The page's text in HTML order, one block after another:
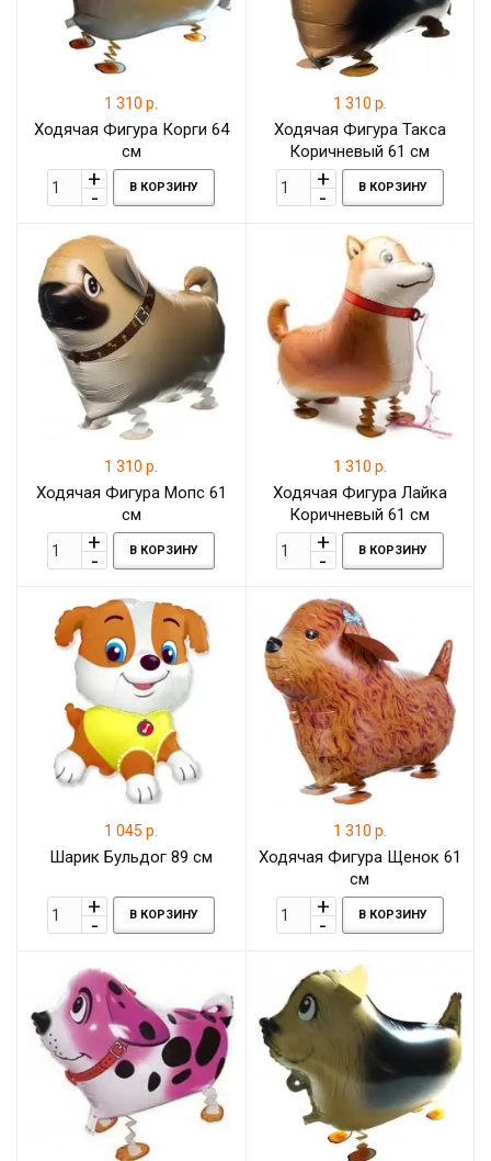
1 310 р.
Ходячая Фигура Корги 64
см
В КОРЗИНУ
1 310 р.
Ходячая Фигура Такса
Коричневый 61 см
В КОРЗИНУ
1 310 р.
Ходячая Фигура Мопс 61
см
В КОРЗИНУ
1 310 р.
Ходячая Фигура Лайка
Коричневый 61 см
В КОРЗИНУ
1 045 р.
Шарик Бульдог 89 см
В КОРЗИНУ
1 310 р.
Ходячая Фигура Щенок 61
см
В КОРЗИНУ